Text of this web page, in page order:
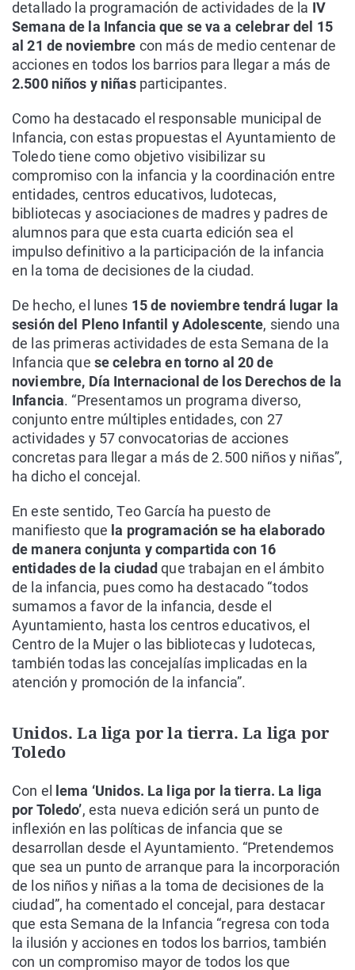
detallado la programación de actividades de la IV
Semana de la Infancia que se va a celebrar del 15
al 21 de noviembre con más de medio centenar de
acciones en todos los barrios para llegar a más de
2.500 niños y niñasparticipantes.
Como ha destacado el responsable municipal de
Infancia, con estas propuestas el Ayuntamiento de
Toledo tiene como objetivo visibilizar su
compromiso con la infancia y la coordinación entre
entidades, centros educativos, ludotecas,
bibliotecas y asociaciones de madres y padres de
alumnos para que esta cuarta edición sea el
impulso definitivo a la participación de la infancia
en la toma de decisiones de la ciudad.
De hecho, el lunes 15 de noviembre tendrá lugar la
sesión del Pleno Infantil y Adolescente, siendo una
de las primeras actividades de esta Semana de la
Infancia que se celebra en torno al 20 de
noviembre, Día Internacional de los Derechos de la
Infancia. “Presentamos un programa diverso,
conjunto entre múltiples entidades, con 27
actividades y 57 convocatorias de acciones
concretas para llegar a más de 2.500 niños y niñas”,
ha dicho el concejal.
En este sentido, Teo García ha puesto de
manifiesto que la programación se ha elaborado
de manera conjunta y compartida con 16
entidades de la ciudad que trabajan en el ámbito
de la infancia, pues como ha destacado “todos
sumamos a favor de la infancia, desde el
Ayuntamiento, hasta los centros educativos, el
Centro de la Mujer o las bibliotecas y ludotecas,
también todas las concejalías implicadas en la
atención y promoción de la infancia”.
Unidos. La liga por la tierra. La liga por
Toledo
Con el
lema ‘Unidos. La liga por la tierra. La liga
por Toledo’, esta nueva edición será un punto de
inflexión en las políticas de infancia que se
desarrollan desde el Ayuntamiento. “Pretendemos
que sea un punto de arranque para la incorporación
de los niños y niñas a la toma de decisiones de la
ciudad”, ha comentado el concejal, para destacar
que esta Semana de la Infancia “regresa con toda
la ilusión y acciones en todos los barrios, también
con un compromiso mayor de todos los que